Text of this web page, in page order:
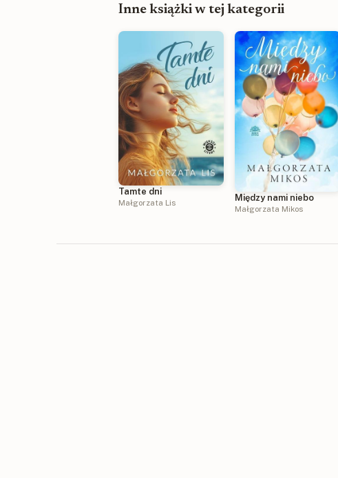
Inne książki w tej kategorii
Tamte dni
Małgorzata Lis Między nami niebo
Małgorzata Mikos